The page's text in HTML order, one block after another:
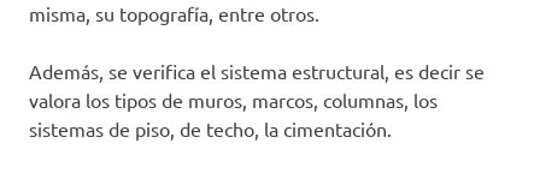
misma, su topografía, entre otros.
Además, se verifica el sistema estructural, es decir se
valora los tipos de muros, marcos, columnas, los
sistemas de piso, de techo, la cimentación.